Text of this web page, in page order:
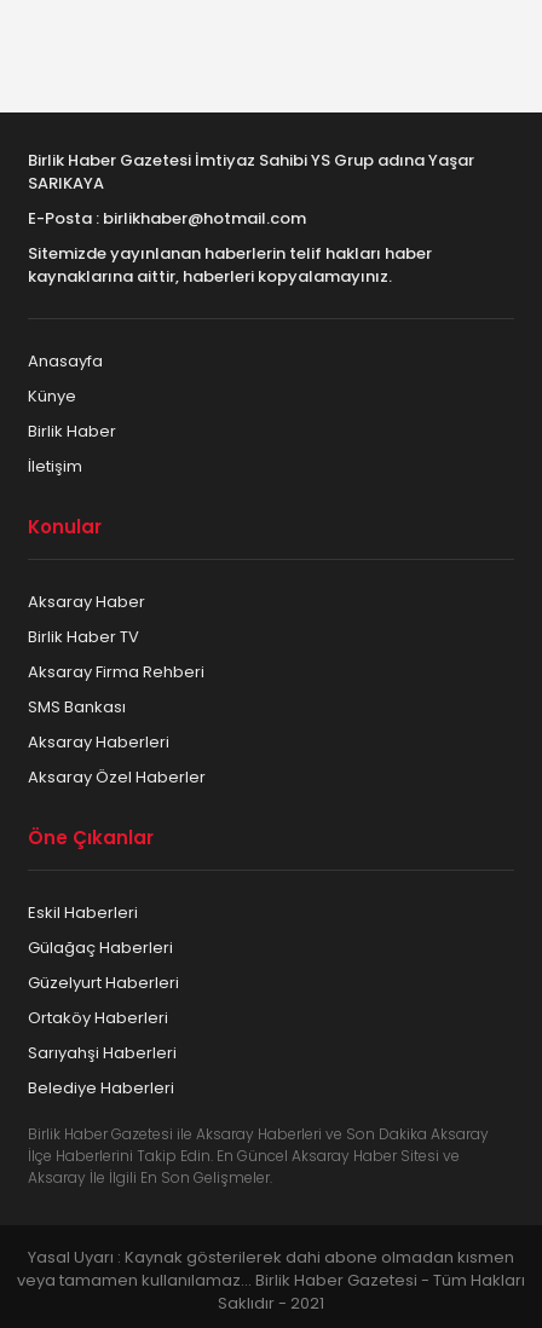
Birlik Haber Gazetesi İmtiyaz Sahibi YS Grup adına Yaşar
SARIKAYA
E-Posta : birlikhaber@hotmail.com
Sitemizde yayınlanan haberlerin telif hakları haber
kaynaklarına aittir, haberleri kopyalamayınız.
Anasayfa
Künye
Birlik Haber
İletişim
Konular
Aksaray Haber
Birlik Haber TV
Aksaray Firma Rehberi
SMS Bankası
Aksaray Haberleri
Aksaray Özel Haberler
Öne Çıkanlar
Eskil Haberleri
Gülağaç Haberleri
Güzelyurt Haberleri
Ortaköy Haberleri
Sarıyahşi Haberleri
Belediye Haberleri
Birlik Haber Gazetesi ile Aksaray Haberleri ve Son Dakika Aksaray
İlçe Haberlerini Takip Edin. En Güncel Aksaray Haber Sitesi ve
Aksaray İle İlgili En Son Gelişmeler.
Yasal Uyarı : Kaynak gösterilerek dahi abone olmadan kısmen
veya tamamen kullanılamaz... Birlik Haber Gazetesi - Tüm Hakları
Saklıdır - 2021